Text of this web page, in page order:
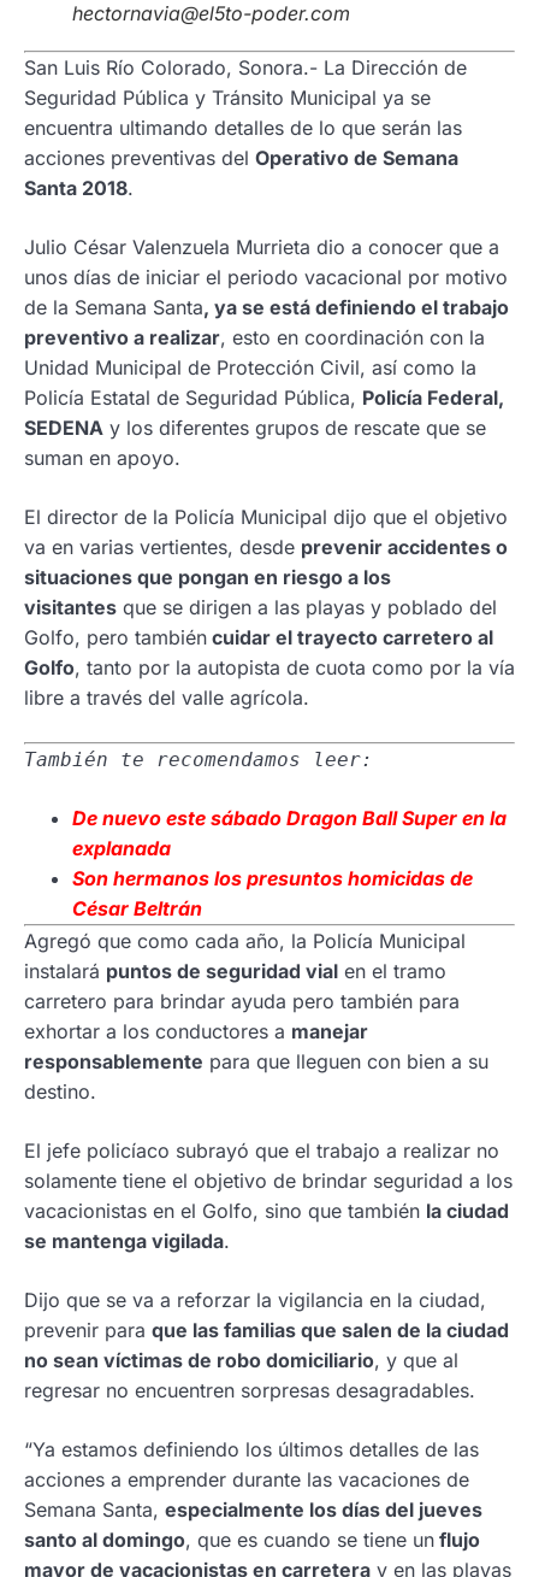
hectornavia@el5to-poder.com
San Luis Río Colorado, Sonora.- La Dirección de
Seguridad Pública y Tránsito Municipal ya se
encuentra ultimando detalles de lo que serán las
acciones preventivas del Operativo de Semana
Santa 2018.
Julio César Valenzuela Murrieta dio a conocer que a
unos días de iniciar el periodo vacacional por motivo
de la Semana Santa, ya se está definiendo el trabajo
preventivo a realizar, esto en coordinación con la
Unidad Municipal de Protección Civil, así como la
Policía Estatal de Seguridad Pública, Policía Federal,
SEDENA y los diferentes grupos de rescate que se
suman en apoyo.
El director de la Policía Municipal dijo que el objetivo
va en varias vertientes, desde prevenir accidentes o
situaciones que pongan en riesgo a los
visitantes que se dirigen a las playas y poblado del
Golfo, pero también cuidar el trayecto carretero al
Golfo, tanto por la autopista de cuota como por la vía
libre a través del valle agrícola.
También te recomendamos leer:
De nuevo este sábado Dragon Ball Super en la
explanada
Son hermanos los presuntos homicidas de
César Beltrán
Agregó que como cada año, la Policía Municipal
instalará puntos de seguridad vial en el tramo
carretero para brindar ayuda pero también para
exhortar a los conductores a manejar
responsablemente para que lleguen con bien a su
destino.
El jefe policíaco subrayó que el trabajo a realizar no
solamente tiene el objetivo de brindar seguridad a los
vacacionistas en el Golfo, sino que también la ciudad
se mantenga vigilada.
Dijo que se va a reforzar la vigilancia en la ciudad,
prevenir para que las familias que salen de la ciudad
no sean víctimas de robo domiciliario, y que al
regresar no encuentren sorpresas desagradables.
“Ya estamos definiendo los últimos detalles de las
acciones a emprender durante las vacaciones de
Semana Santa, especialmente los días del jueves
santo al domingo, que es cuando se tiene un flujo
mayor de vacacionistas en carretera y en las playas